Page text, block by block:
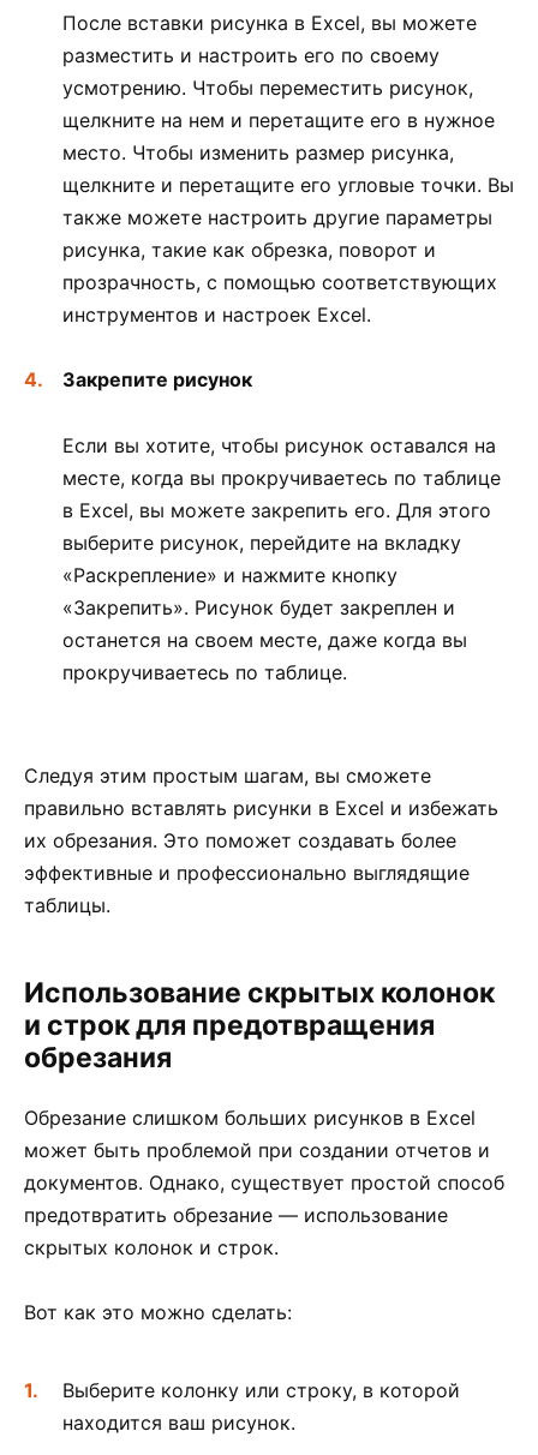
После вставки рисунка в Excel, вы можете
разместить и настроить его по своему
усмотрению. Чтобы переместить рисунок,
щелкните на нем и перетащите его в нужное
место. Чтобы изменить размер рисунка,
щелкните и перетащите его угловые точки. Вы
также можете настроить другие параметры
рисунка, такие как обрезка, поворот и
прозрачность, с помощью соответствующих
инструментов и настроек Excel.
Закрепите рисунок
Если вы хотите, чтобы рисунок оставался на
месте, когда вы прокручиваетесь по таблице
в Excel, вы можете закрепить его. Для этого
выберите рисунок, перейдите на вкладку
«Раскрепление» и нажмите кнопку
«Закрепить». Рисунок будет закреплен и
останется на своем месте, даже когда вы
прокручиваетесь по таблице.
Следуя этим простым шагам, вы сможете
правильно вставлять рисунки в Excel и избежать
их обрезания. Это поможет создавать более
эффективные и профессионально выглядящие
таблицы.
Использование скрытых колонок
и строк для предотвращения
обрезания
Обрезание слишком больших рисунков в Excel
может быть проблемой при создании отчетов и
документов. Однако, существует простой способ
предотвратить обрезание — использование
скрытых колонок и строк.
Вот как это можно сделать:
Выберите колонку или строку, в которой
находится ваш рисунок.